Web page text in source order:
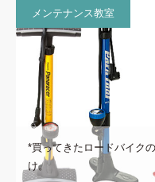
メンテナンス教室
*買ってきたロードバイク
け。